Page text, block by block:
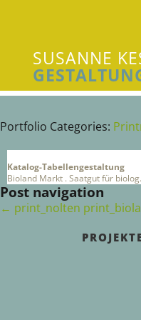
SUSANNE
Portfolio Categories:
Katalog-Tabellengestaltung
Bioland Markt . Saatgut für
Post navigation
← print_nolten